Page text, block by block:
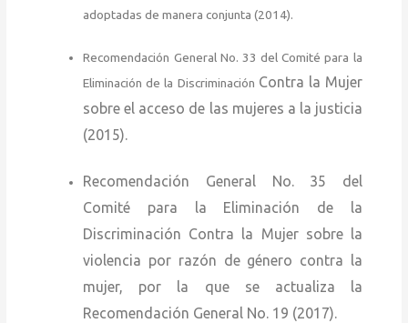
adoptadas de manera conjunta (2014).
Recomendación General No. 33 del Comité para la
Eliminación de la Discriminación Contra la Mujer
sobre el acceso de las mujeres a la justicia
(2015).
Recomendación General No. 35 del
Comité para la Eliminación de la
Discriminación Contra la Mujer sobre la
violencia por razón de género contra la
mujer, por la que se actualiza la
Recomendación General No. 19 (2017).